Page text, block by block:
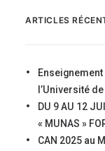
ARTICLES
l’Université
DU 9 AU 12
« MUNAS »
CAN 2025 au